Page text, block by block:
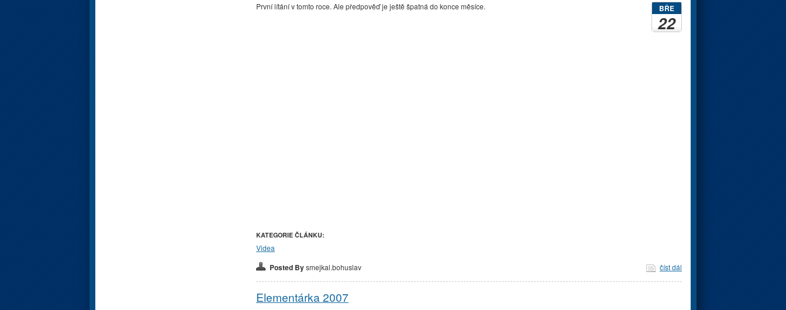
BŘE
22
První lítání v tomto roce. Ale předpověď je ještě špatná do konce měsíce.
KATEGORIE ČLÁNKU:
Videa
Posted Bysmejkal.bohuslav číst dál
Elementárka 2007